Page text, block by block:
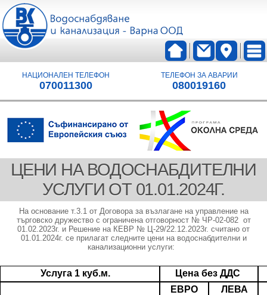
НАЦИОНАЛЕН ТЕЛЕФОН
070011300
ТЕЛЕФОН ЗА АВАРИИ
080019160
ЦЕНИ НА ВОДОСНАБДИТЕЛНИ
УСЛУГИ ОТ 01.01.2024Г.
На основание т.3.1 от Договора за възлагане на управление на
търговско дружество с ограничена отговорност № ЧР-02-082 от
01.02.2023г. и Решение на КЕВР № Ц-29/22.12.2023г. считано от
01.01.2024г. се прилагат следните цени на водоснабдителни и
канализационни услуги:
Услуга 1 куб.м.
Цена без ДДС
ЕВРО
ЛЕВА